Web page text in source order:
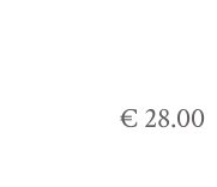
€ 28.00